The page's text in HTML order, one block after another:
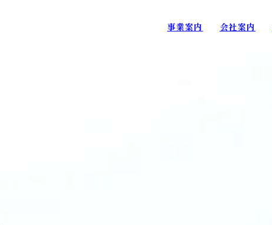
事業案内 会社案内